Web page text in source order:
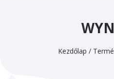
Kezdőlap /